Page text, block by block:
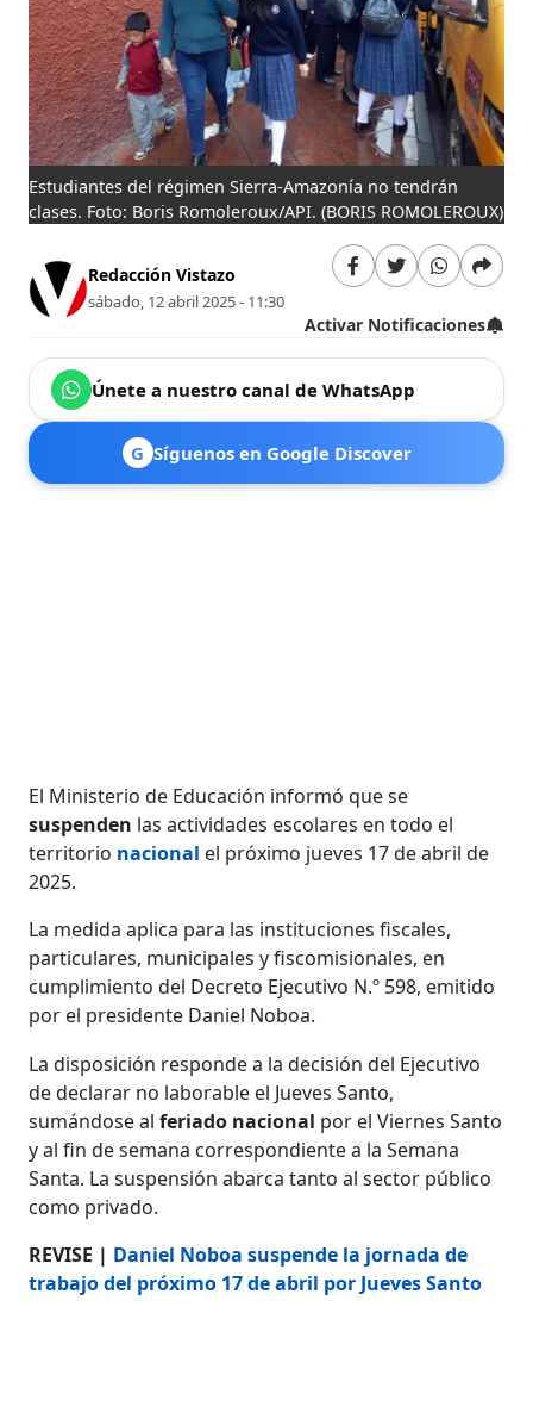
Estudiantes del régimen Sierra-Amazonía no tendrán
clases. Foto: Boris Romoleroux/API. (BORIS ROMOLEROUX)
Redacción Vistazo
sábado, 12 abril 2025 - 11:30
Activar Notificaciones
Únete a nuestro canal de WhatsApp
G Síguenos en Google Discover
El Ministerio de Educación informó que se
suspenden las actividades escolares en todo el
territorio nacional el próximo jueves 17 de abril de
2025.
La medida aplica para las instituciones fiscales,
particulares, municipales y fiscomisionales, en
cumplimiento del Decreto Ejecutivo N.º 598, emitido
por el presidente Daniel Noboa.
La disposición responde a la decisión del Ejecutivo
de declarar no laborable el Jueves Santo,
sumándose alferiado nacional por el Viernes Santo
y al fin de semana correspondiente a la Semana
Santa. La suspensión abarca tanto al sector público
como privado.
REVISE | Daniel Noboa suspende la jornada de
trabajo del próximo 17 de abril por Jueves Santo